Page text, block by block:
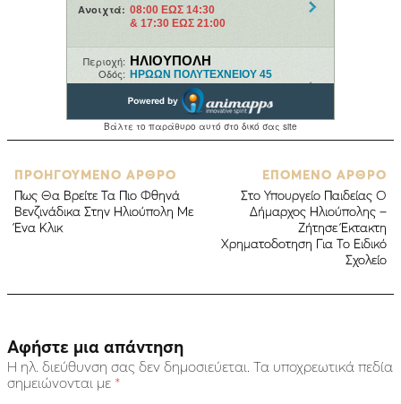
ΠΡΟΗΓΟΥΜΕΝΟ ΑΡΘΡΟ
Πως Θα Βρείτε Τα Πιο Φθηνά
Βενζινάδικα Στην Ηλιούπολη Με
Ένα Κλικ
ΕΠΟΜΕΝΟ ΑΡΘΡΟ
Στο Υπουργείο Παιδείας Ο
Δήμαρχος Ηλιούπολης –
Ζήτησε Έκτακτη
Χρηματοδοτηση Για Το Ειδικό
Σχολείο
Αφήστε μια απάντηση
Η ηλ. διεύθυνση σας δεν δημοσιεύεται. Τα υποχρεωτικά πεδία
σημειώνονται με *